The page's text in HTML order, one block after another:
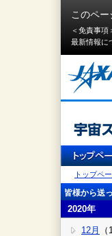
このペ
＜免責事
最新情報に
トップペ
皆様から送
2020年
12月